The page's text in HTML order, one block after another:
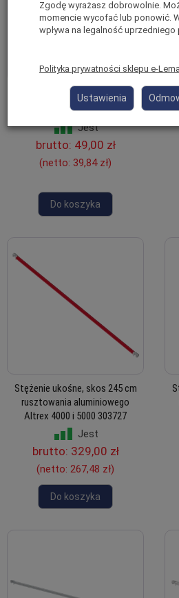
Zamek podestu z klapą serii 4000
i 5000 ALTREX 733832
Jest
brutto: 49,00 zł
(netto: 39,84 zł)
Do koszyka
Stężenie ukośne, skos 245 cm
rusztowania aluminiowego
Altrex 4000 i 5000 303727
Jest
brutto: 329,00 zł
(netto: 267,48 zł)
Do koszyka
Zgodę wyrażasz dobrowolnie.
momencie wycofać lub ponowić.
wpływa na legalność uprzedniego
Polityka prywatności sklepu e-
Ustawienia